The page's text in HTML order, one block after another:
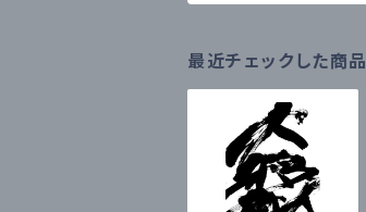
最近チェックした商品